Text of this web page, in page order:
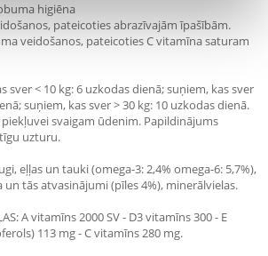
higiēna
pateicoties abrazīvajām īpašībām.
veidošanos, pateicoties C vitamīna saturam
sver < 10 kg: 6 uzkodas dienā; suņiem, kas sver
suņiem, kas sver > 30 kg: 10 uzkodas dienā.
svaigam ūdenim. Papildinājums
uzturu.
eļļas un tauki (omega-3: 2,4% omega-6: 5,7%),
tās atvasinājumi (pīles 4%), minerālvielas.
A vitamīns 2000 SV - D3 vitamīns 300 - E
113 mg - C vitamīns 280 mg.